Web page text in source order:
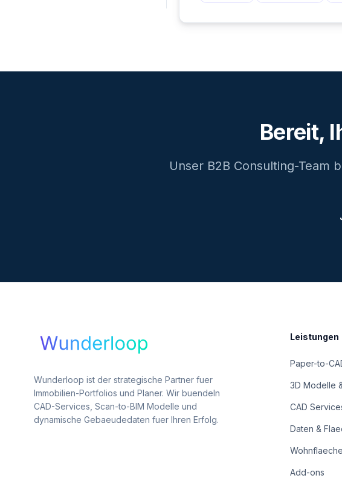
Bereit,
Unser B2B Consulting-Team
Wunderloop ist der strategische Partner fuer
Immobilien-Portfolios und Planer. Wir buendeln
CAD-Services, Scan-to-BIM Modelle und
dynamische Gebaeudedaten fuer Ihren Erfolg.
Leistungen
Paper-to-
3D Modelle
CAD
Daten &
Add-ons